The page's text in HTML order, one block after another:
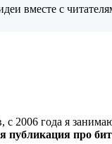
вместе с
2006 года я
публикация про